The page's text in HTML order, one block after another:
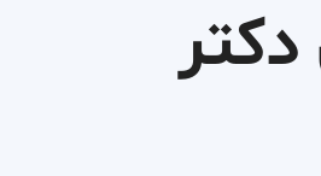
دکتر